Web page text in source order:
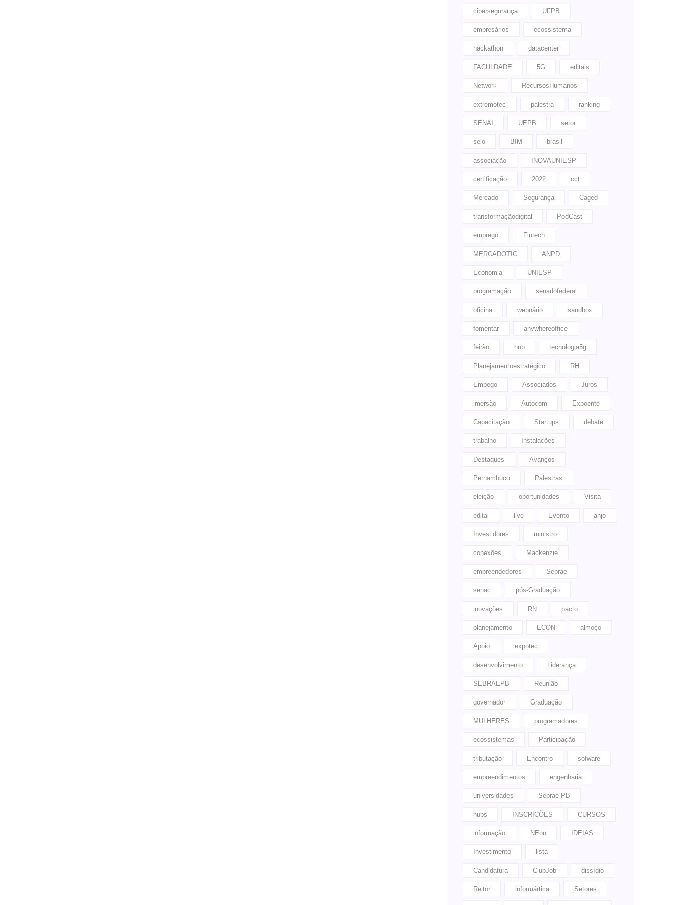
cibersegurança UFPB
empresários ecossistema
hackathon datacenter
FACULDADE 5G editais
Network RecursosHumanos
extremotec palestra ranking
SENAI UEPB setor
selo BIM brasil
associação INOVAUNIESP
certificação 2022 cct
Mercado Segurança Caged
transformaçãodigital PodCast
emprego Fintech
MERCADOTIC ANPD
Economia UNIESP
programação senadofederal
oficina webnário sandbox
fomentar anywhereoffice
feirão hub tecnologia5g
Planejamentoestratégico RH
Empego Associados Juros
imersão Autocom Expoente
Capacitação Startups debate
trabalho Instalações
Destaques Avanços
Pernambuco Palestras
eleição oportunidades Visita
edital live Evento anjo
Investidores ministro
conexões Mackenzie
empreendedores Sebrae
senac pós-Graduação
inovações RN pacto
planejamento ECON almoço
Apoio expotec
desenvolvimento Liderança
SEBRAEPB Reunião
governador Graduação
MULHERES programadores
ecossistemas Participação
tributação Encontro sofware
empreendimentos engenharia
universidades Sebrae-PB
hubs INSCRIÇÕES CURSOS
informação NEon IDEIAS
Investimento lista
Candidatura ClubJob dissídio
Reitor informártica Setores